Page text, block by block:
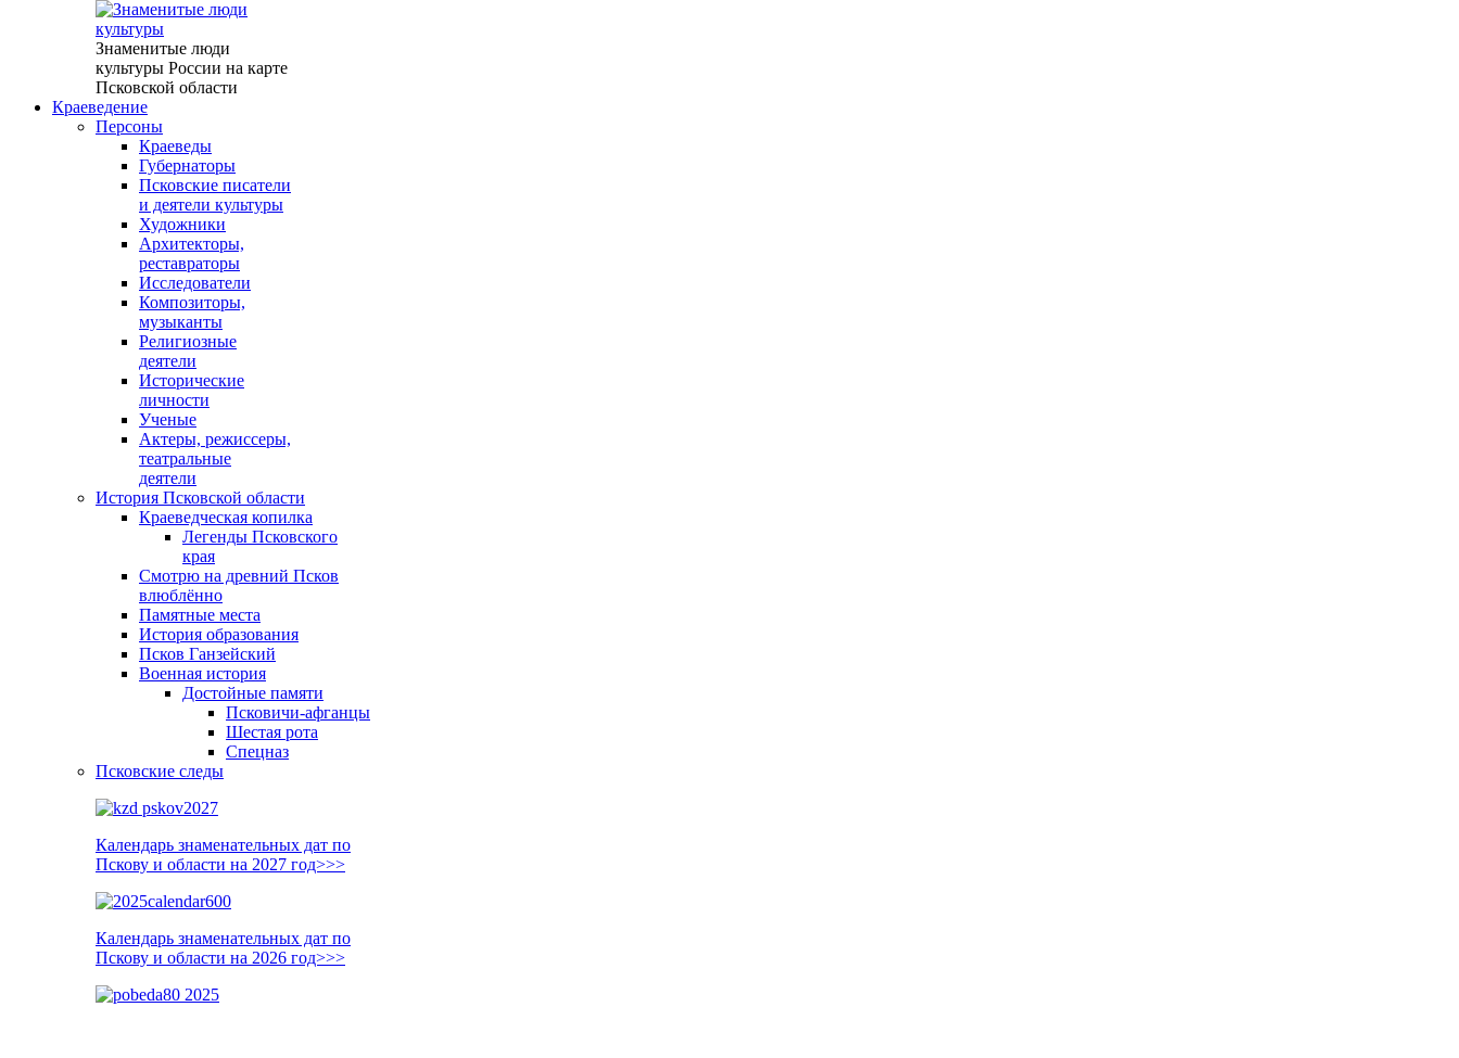
Знаменитые люди
культуры России на карте
Псковской области
Краеведение
Персоны
Краеведы
Губернаторы
Псковские писатели
и деятели культуры
Художники
Архитекторы,
реставраторы
Исследователи
Композиторы,
музыканты
Религиозные
деятели
Исторические
личности
Ученые
Актеры, режиссеры,
театральные
деятели
История Псковской области
Краеведческая копилка
Легенды Псковского
края
Смотрю на древний Псков
влюблённо
Памятные места
История образования
Псков Ганзейский
Военная история
Достойные памяти
Псковичи-афганцы
Шестая рота
Спецназ
Псковские следы
Календарь знаменательных дат по
Пскову и области на 2027 год>>>
Календарь знаменательных дат по
Пскову и области на 2026 год>>>